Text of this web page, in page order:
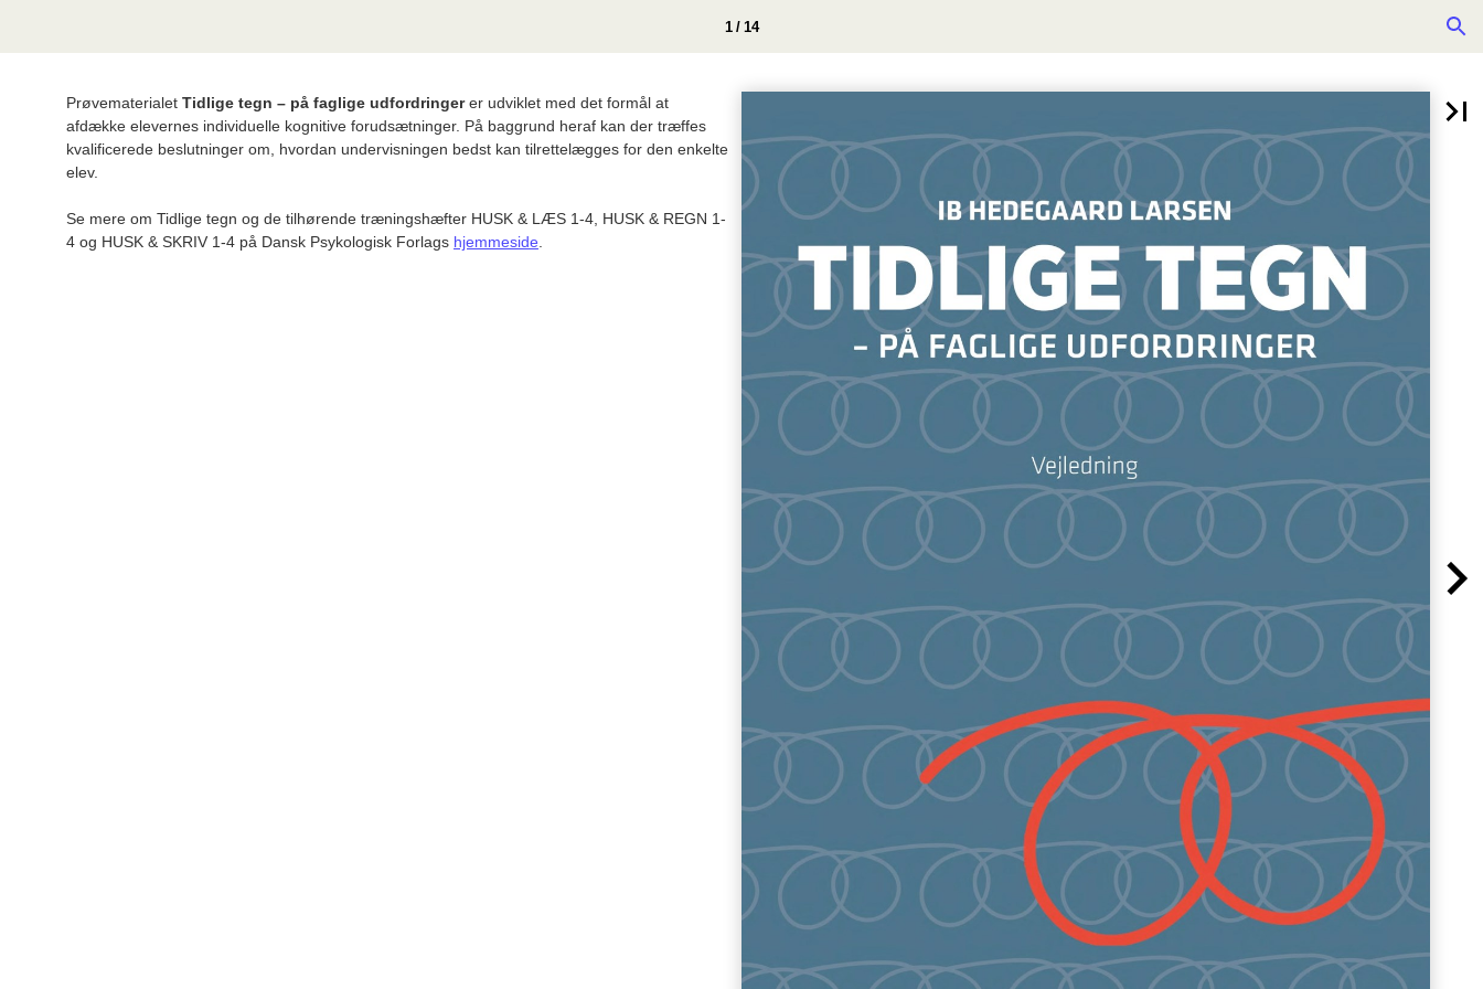
1 / 14
Prøvematerialet Tidlige tegn – på faglige udfordringerer udviklet med det formål at
afdække elevernes individuelle kognitive forudsætninger. På baggrund heraf kan der træffes
kvalificerede beslutninger om, hvordan undervisningen bedst kan tilrettelægges for den enkelte
elev.
Se mere om Tidlige tegn og de tilhørende træningshæfter HUSK & LÆS 1-4, HUSK & REGN 1-
4 og HUSK & SKRIV 1-4 på Dansk Psykologisk Forlags hjemmeside